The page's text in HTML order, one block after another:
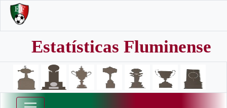
Estatísticas Fluminense